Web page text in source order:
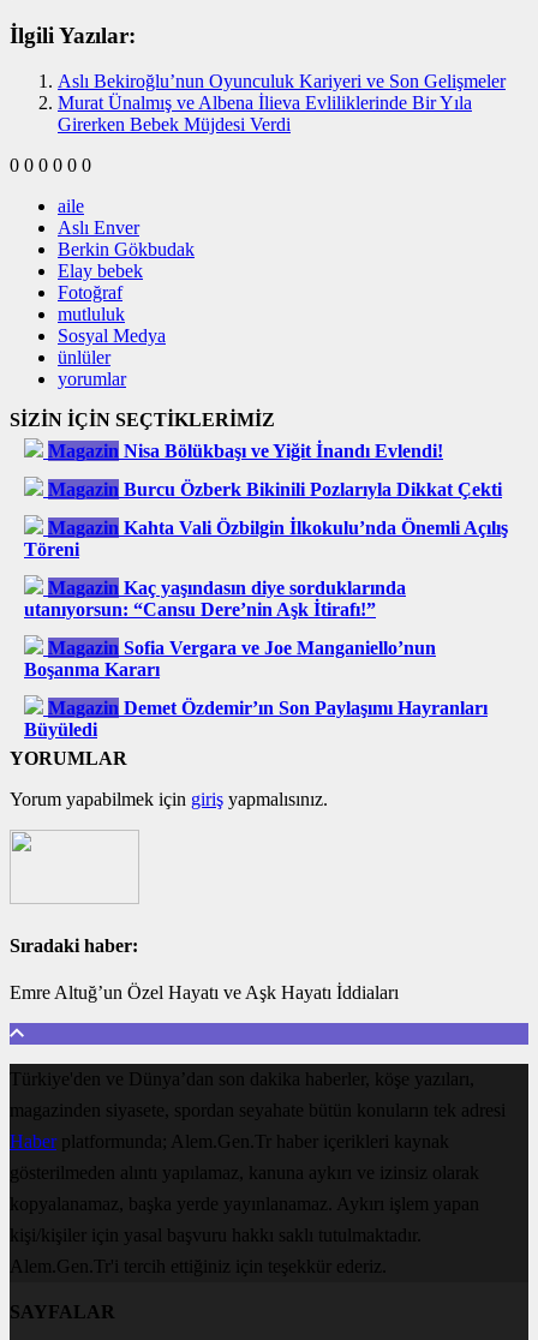
İlgili Yazılar:
Aslı Bekiroğlu’nun Oyunculuk Kariyeri ve Son Gelişmeler
Murat Ünalmış ve Albena İlieva Evliliklerinde Bir Yıla
Girerken Bebek Müjdesi Verdi
0 0 0 0 0 0
aile
Aslı Enver
Berkin Gökbudak
Elay bebek
Fotoğraf
mutluluk
Sosyal Medya
ünlüler
yorumlar
SİZİN İÇİN SEÇTİKLERİMİZ
Magazin Nisa Bölükbaşı ve Yiğit İnandı Evlendi!
Magazin Burcu Özberk Bikinili Pozlarıyla Dikkat Çekti
Magazin Kahta Vali Özbilgin İlkokulu’nda Önemli Açılış
Töreni
Magazin Kaç yaşındasın diye sorduklarında
utanıyorsun: “Cansu Dere’nin Aşk İtirafı!”
Magazin Sofia Vergara ve Joe Manganiello’nun
Boşanma Kararı
Magazin Demet Özdemir’ın Son Paylaşımı Hayranları
Büyüledi
YORUMLAR
Yorum yapabilmek için giriş yapmalısınız.
Sıradaki haber:
Emre Altuğ’un Özel Hayatı ve Aşk Hayatı İddiaları
Türkiye'den ve Dünya’dan son dakika haberler, köşe yazıları,
magazinden siyasete, spordan seyahate bütün konuların tek adresi
Haberplatformunda; Alem.Gen.Tr haber içerikleri kaynak
gösterilmeden alıntı yapılamaz, kanuna aykırı ve izinsiz olarak
kopyalanamaz, başka yerde yayınlanamaz. Aykırı işlem yapan
kişi/kişiler için yasal başvuru hakkı saklı tutulmaktadır.
Alem.Gen.Tr'i tercih ettiğiniz için teşekkür ederiz.
SAYFALAR